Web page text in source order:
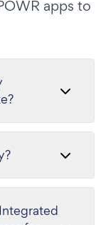
apps to